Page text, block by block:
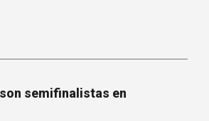
semifinalistas en